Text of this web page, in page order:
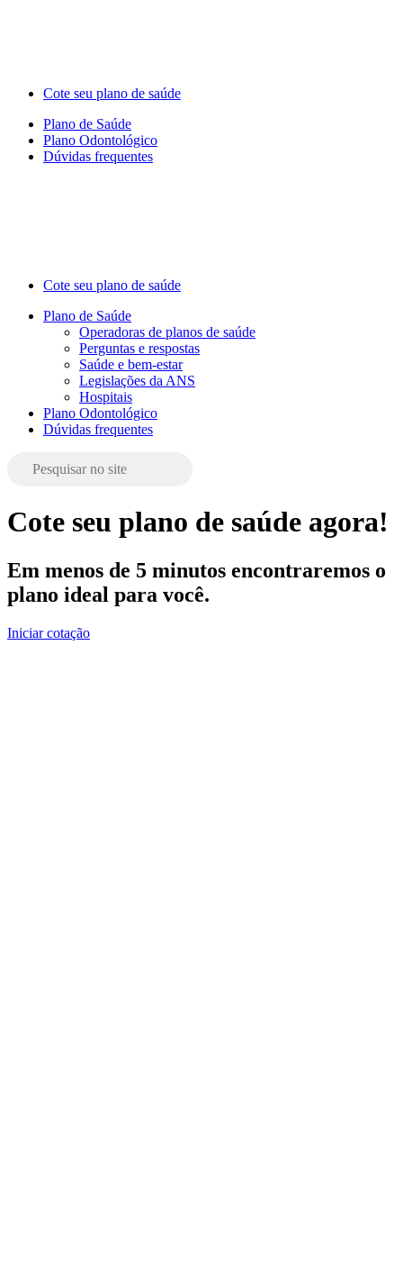
Cote seu plano de saúde
Plano de Saúde
Plano Odontológico
Dúvidas frequentes
Cote seu plano de saúde
Plano de Saúde
Operadoras de planos de saúde
Perguntas e respostas
Saúde e bem-estar
Legislações da ANS
Hospitais
Plano Odontológico
Dúvidas frequentes
Cote seu plano de saúde agora!
Em menos de 5 minutos encontraremos o
plano ideal para você.
Iniciar cotação